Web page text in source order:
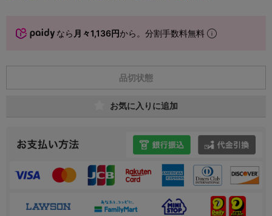
なら 月々1,136円から。分割手数料無料
品切状態
お気に入りに追加